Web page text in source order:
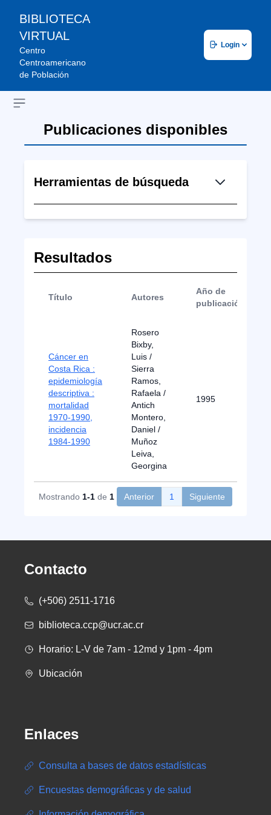
BIBLIOTECA
VIRTUAL
Centro
Centroamericano
de Población
Login
Open sidebar
Publicaciones disponibles
Herramientas de búsqueda
Resultados
Título Autores
Año de
publicación
Cáncer en
Costa Rica :
epidemiología
descriptiva :
mortalidad
1970-1990,
incidencia
1984-1990
Rosero
Bixby,
Luis /
Sierra
Ramos,
Rafaela /
Antich
Montero,
Daniel /
Muñoz
Leiva,
Georgina
1995
Mostrando 1-1 de 1 Anterior 1 Siguiente
Contacto
(+506) 2511-1716
biblioteca.ccp@ucr.ac.cr
Horario: L-V de 7am - 12md y 1pm - 4pm
Ubicación
Enlaces
Consulta a bases de datos estadísticas
Encuestas demográficas y de salud